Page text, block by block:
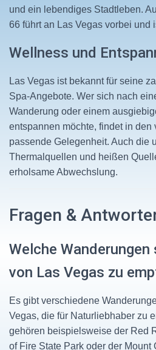
und ein lebendiges Stadtleben.
66 führt an Las Vegas vorbei und
Wellness und
Las Vegas ist bekannt für seine
Spa-Angebote. Wer sich nach
Wanderung oder einem
entspannen möchte, findet in
passende Gelegenheit. Auch die
Thermalquellen und heißen
erholsame Abwechslung.
Fragen &
Welche
von Las Vegas zu
Es gibt verschiedene
Vegas, die für Naturliebhaber zu
gehören beispielsweise der Red
of Fire State Park oder der Mount